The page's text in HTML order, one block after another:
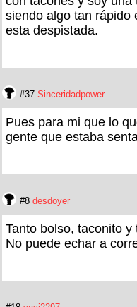
siendo algo tan rápido
esta despistada.
#37 Sinceridadpower
Pues para mi que lo
gente que estaba
#8 desdoyer
Tanto bolso, taconito
No puede echar a